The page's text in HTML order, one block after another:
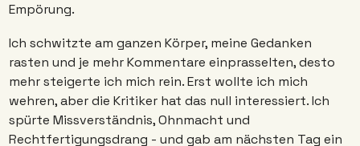
Empörung.
Ich schwitzte am ganzen Körper, meine Gedanken
rasten und je mehr Kommentare einprasselten, desto
mehr steigerte ich mich rein. Erst wollte ich mich
wehren, aber die Kritiker hat das null interessiert. Ich
spürte Missverständnis, Ohnmacht und